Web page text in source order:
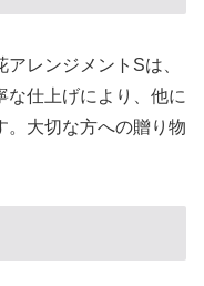
レンジメントSは、
な仕上げにより、他に
。大切な方への贈り物